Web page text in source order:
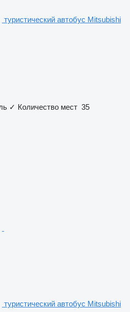
туристический автобус Mitsubishi
✓ Количество мест 35
туристический автобус Mitsubishi